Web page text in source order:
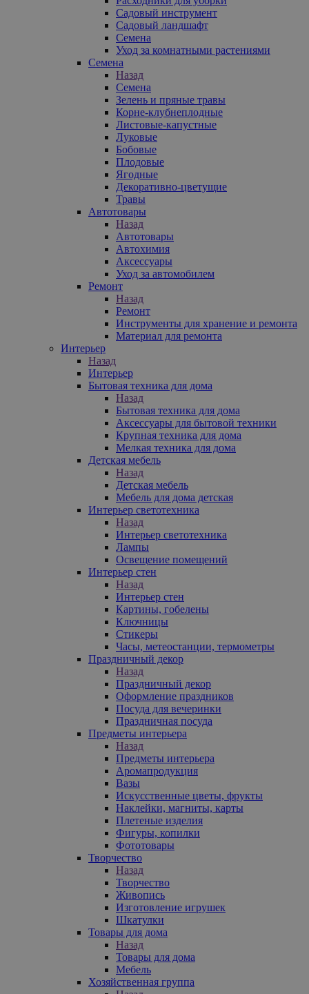
Садовый инструмент
Садовый ландшафт
Семена
Уход за комнатными растениями
Семена
Назад
Семена
Зелень и пряные травы
Корне-клубнеплодные
Листовые-капустные
Луковые
Бобовые
Плодовые
Ягодные
Декоративно-цветущие
Травы
Автотовары
Назад
Автотовары
Автохимия
Аксессуары
Уход за автомобилем
Ремонт
Назад
Ремонт
Инструменты для хранение и ремонта
Материал для ремонта
Интерьер
Назад
Интерьер
Бытовая техника для дома
Назад
Бытовая техника для дома
Аксессуары для бытовой техники
Крупная техника для дома
Мелкая техника для дома
Детская мебель
Назад
Детская мебель
Мебель для дома детская
Интерьер светотехника
Назад
Интерьер светотехника
Лампы
Освещение помещений
Интерьер стен
Назад
Интерьер стен
Картины, гобелены
Ключницы
Стикеры
Часы, метеостанции, термометры
Праздничный декор
Назад
Праздничный декор
Оформление праздников
Посуда для вечеринки
Праздничная посуда
Предметы интерьера
Назад
Предметы интерьера
Аромапродукция
Вазы
Искусственные цветы, фрукты
Наклейки, магниты, карты
Плетеные изделия
Фигуры, копилки
Фототовары
Творчество
Назад
Творчество
Живопись
Изготовление игрушек
Шкатулки
Товары для дома
Назад
Товары для дома
Мебель
Хозяйственная группа